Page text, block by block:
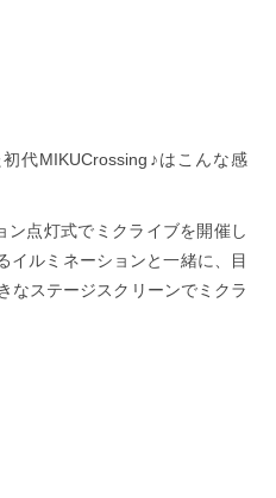
代MIKUCrossing♪はこんな感
点灯式でミクライブを開催し
イルミネーションと一緒に、目
なステージスクリーンでミクラ